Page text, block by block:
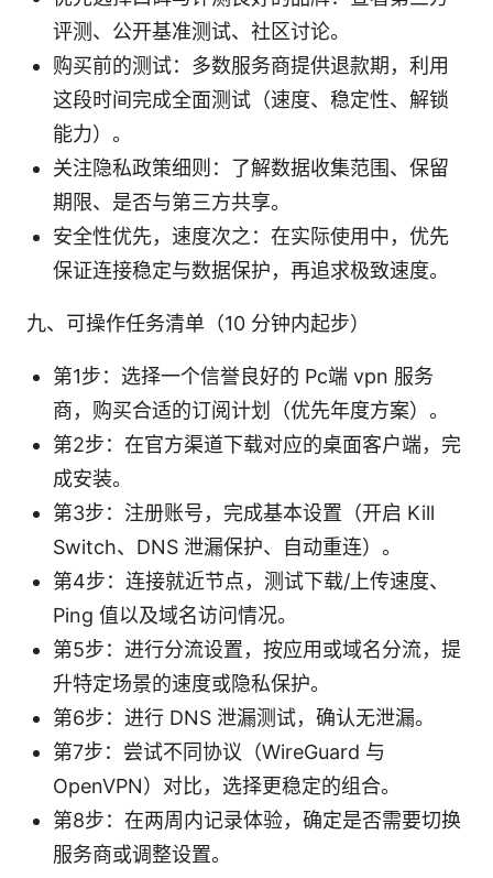
评测、公开基准测试、社区讨论。
购买前的测试：多数服务商提供退款期，利用
这段时间完成全面测试（速度、稳定性、解锁
能力）。
关注隐私政策细则：了解数据收集范围、保留
期限、是否与第三方共享。
安全性优先，速度次之：在实际使用中，优先
保证连接稳定与数据保护，再追求极致速度。
九、可操作任务清单（10 分钟内起步）
第1步：选择一个信誉良好的 Pc端 vpn 服务
商，购买合适的订阅计划（优先年度方案）。
第2步：在官方渠道下载对应的桌面客户端，完
成安装。
第3步：注册账号，完成基本设置（开启 Kill
Switch、DNS 泄漏保护、自动重连）。
第4步：连接就近节点，测试下载/上传速度、
Ping 值以及域名访问情况。
第5步：进行分流设置，按应用或域名分流，提
升特定场景的速度或隐私保护。
第6步：进行 DNS 泄漏测试，确认无泄漏。
第7步：尝试不同协议（WireGuard 与
OpenVPN）对比，选择更稳定的组合。
第8步：在两周内记录体验，确定是否需要切换
服务商或调整设置。